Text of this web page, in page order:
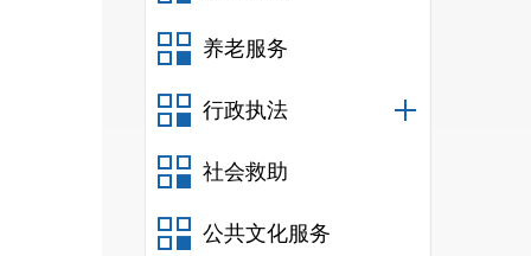
养老服务
行政执法
社会救助
公共文化服务